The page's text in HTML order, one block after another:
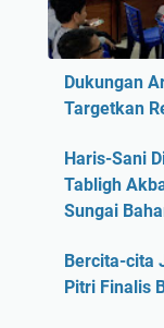
Dukungan
Targetkan
Haris-Sani
Tabligh
Sungai
Bercita-cita
Pitri Finalis